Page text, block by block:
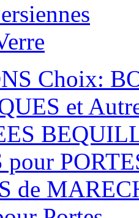
Choix:
et
pour
de